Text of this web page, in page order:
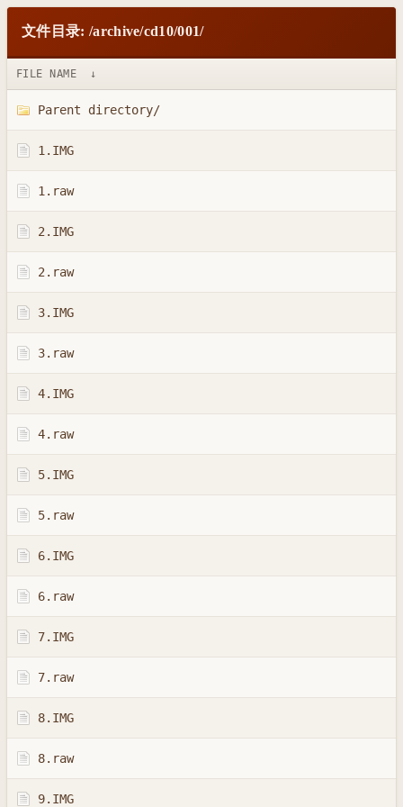
文件目录: /archive/cd10/001/
FILE NAME ↓
Parent directory/
1.IMG
1.raw
2.IMG
2.raw
3.IMG
3.raw
4.IMG
4.raw
5.IMG
5.raw
6.IMG
6.raw
7.IMG
7.raw
8.IMG
8.raw
9.IMG